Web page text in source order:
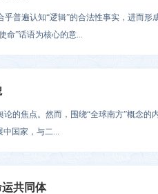
普遍认知“逻辑”的合法性事实，进而形
命”话语为核心的意...
的焦点。然而，围绕“全球南方”概念
中国家，与二...
共同体